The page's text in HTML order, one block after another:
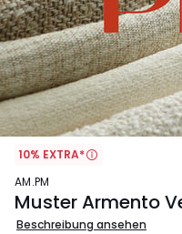
10% EXTRA*
AM.PM
Muster Armento
Beschreibung ansehen